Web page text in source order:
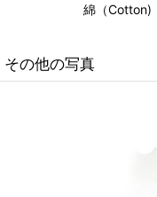
綿（Cotton)
その他の写真